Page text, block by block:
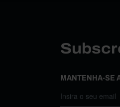
MANTENHA-SE